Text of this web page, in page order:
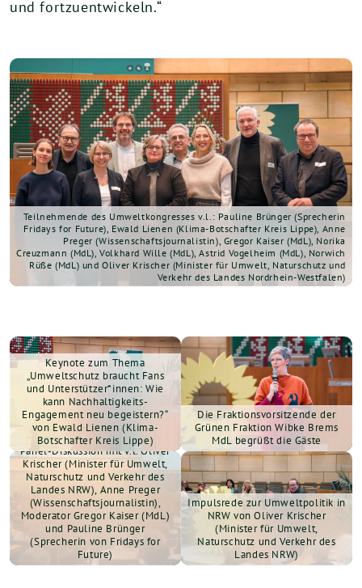
und fortzuentwickeln.“
Teilnehmende des Umweltkongresses v.l.: Pauline Brünger (Sprecherin
Fridays for Future), Ewald Lienen (Klima-Botschafter Kreis Lippe), Anne
Preger (Wissenschaftsjournalistin), Gregor Kaiser (MdL), Norika
Creuzmann (MdL), Volkhard Wille (MdL), Astrid Vogelheim (MdL), Norwich
Rüße (MdL) und Oliver Krischer (Minister für Umwelt, Naturschutz und
Verkehr des Landes Nordrhein-Westfalen)
Keynote zum Thema
„Umweltschutz braucht Fans
und Unterstützer*innen: Wie
kann Nachhaltigkeits-
Engagement neu begeistern?“
von Ewald Lienen (Klima-
Botschafter Kreis Lippe)
Die Fraktionsvorsitzende der
Grünen Fraktion Wibke Brems
MdL begrüßt die Gäste
„Thinking out of the box: Öko
mutig denken”, Interaktive
Panel-Diskussion mit v.l. Oliver
Krischer (Minister für Umwelt,
Naturschutz und Verkehr des
Landes NRW), Anne Preger
(Wissenschaftsjournalistin),
Moderator Gregor Kaiser (MdL)
und Pauline Brünger
(Sprecherin von Fridays for
Future)
Impulsrede zur Umweltpolitik in
NRW von Oliver Krischer
(Minister für Umwelt,
Naturschutz und Verkehr des
Landes NRW)